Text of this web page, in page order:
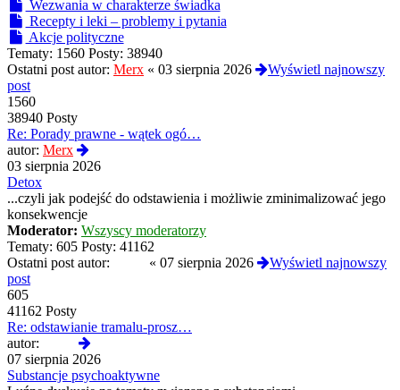
Wezwania w charakterze świadka
Recepty i leki – problemy i pytania
Akcje polityczne
Tematy: 1560 Posty: 38940
Ostatni post autor: Merx « 03 sierpnia 2026
Wyświetl najnowszy
post
1560
38940 Posty
Re: Porady prawne - wątek ogó…
autor: Merx
najnowszy
03 sierpnia 2026
Detox
...czyli jak podejść do odstawienia i możliwie zminimalizować jego
konsekwencje
Moderator: Wszyscy moderatorzy
Tematy: 605 Posty: 41162
Ostatni post autor:
« 07 sierpnia 2026
Wyświetl najnowszy
post
605
41162 Posty
Re: odstawianie tramalu-prosz…
autor:
najnowszy
post
07 sierpnia 2026
Substancje psychoaktywne